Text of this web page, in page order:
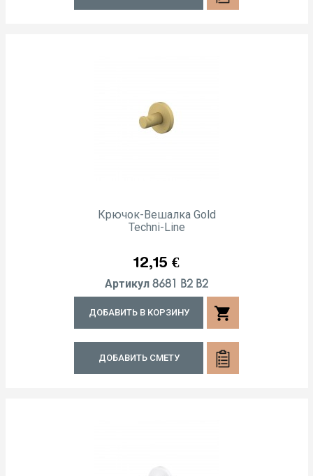
Крючок-Вешалка Gold
Techni-Line
Цена
12,15 €
Артикул 8681 B2 B2
ДОБАВИТЬ В КОРЗИНУ shopping_cart
ДОБАВИТЬ СМЕТУ